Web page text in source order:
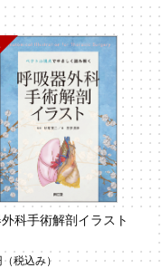
科手術解剖イラスト
（税込み）